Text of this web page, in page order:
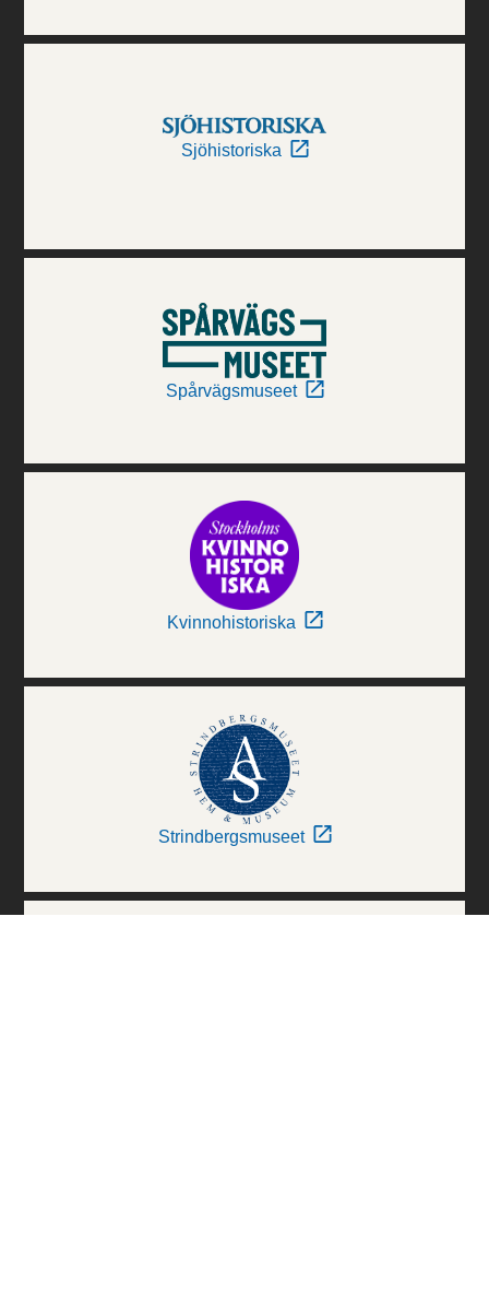
Sjöhistoriska
Spårvägsmuseet
Kvinnohistoriska
Strindbergsmuseet